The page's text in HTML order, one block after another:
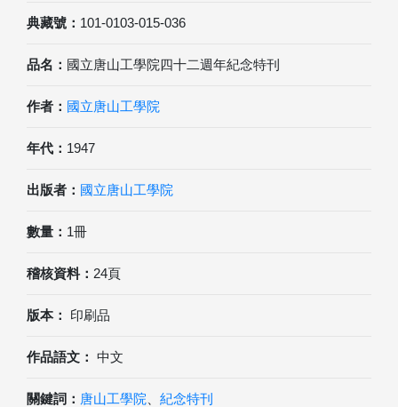
典藏號： 101-0103-015-036
品名： 國立唐山工學院四十二週年紀念特刊
作者： 國立唐山工學院
年代： 1947
出版者： 國立唐山工學院
數量： 1冊
稽核資料： 24頁
版本： 印刷品
作品語文： 中文
關鍵詞： 唐山工學院 紀念特刊